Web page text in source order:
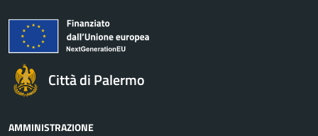
Città di Palermo
AMMINISTRAZIONE